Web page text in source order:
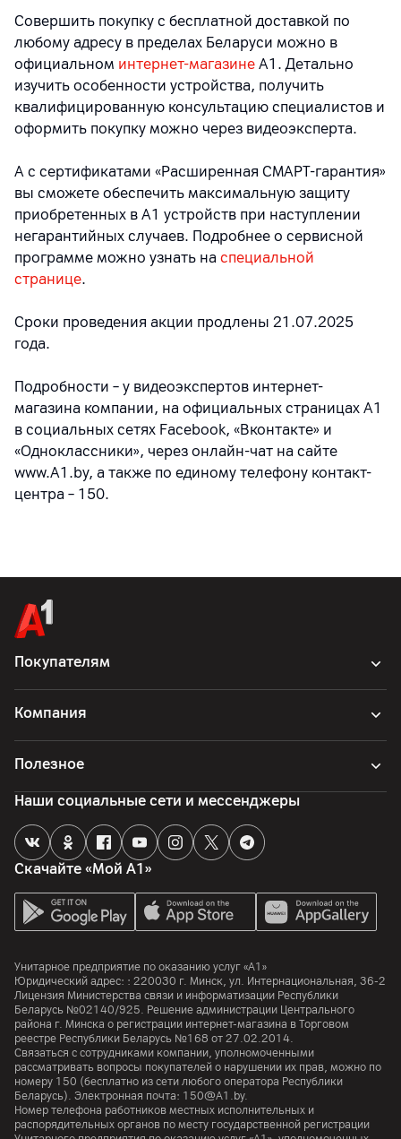
Совершить покупку с бесплатной доставкой по
любому адресу в пределах Беларуси можно в
официальном интернет-магазине А1. Детально
изучить особенности устройства, получить
квалифицированную консультацию специалистов и
оформить покупку можно через видеоэксперта.
А с сертификатами «Расширенная СМАРТ-гарантия»
вы сможете обеспечить максимальную защиту
приобретенных в А1 устройств при наступлении
негарантийных случаев. Подробнее о сервисной
программе можно узнать на специальной
странице.
Сроки проведения акции продлены 21.07.2025
года.
Подробности – у видеоэкспертов интернет-
магазина компании, на официальных страницах A1
в социальных сетях Facebook, «Вконтакте» и
«Одноклассники», через онлайн-чат на сайте
www.A1.by, а также по единому телефону контакт-
центра – 150.
Покупателям
Компания
Полезное
Скачайте «Мой А1»
Наши социальные сети и мессенджеры
Унитарное предприятие по оказанию услуг «А1»
Юридический адрес: : 220030 г. Минск, ул. Интернациональная, 36-2
Лицензия Министерства связи и информатизации Республики
Беларусь №02140/925. Решение администрации Центрального
района г. Минска о регистрации интернет-магазина в Торговом
реестре Республики Беларусь №168 от 27.02.2014.
Связаться с сотрудниками компании, уполномоченными
рассматривать вопросы покупателей о нарушении их прав, можно по
номеру 150 (бесплатно из сети любого оператора Республики
Беларусь). Электронная почта: 150@A1.by.
Номер телефона работников местных исполнительных и
распорядительных органов по месту государственной регистрации